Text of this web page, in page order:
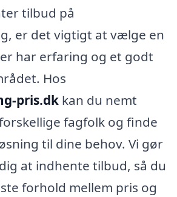
tilbud på
er det vigtigt at vælge en
har erfaring og et godt
Hos
pris.dk kan du nemt
fagfolk og finde
til dine behov. Vi gør
at indhente tilbud, så du
forhold mellem pris og